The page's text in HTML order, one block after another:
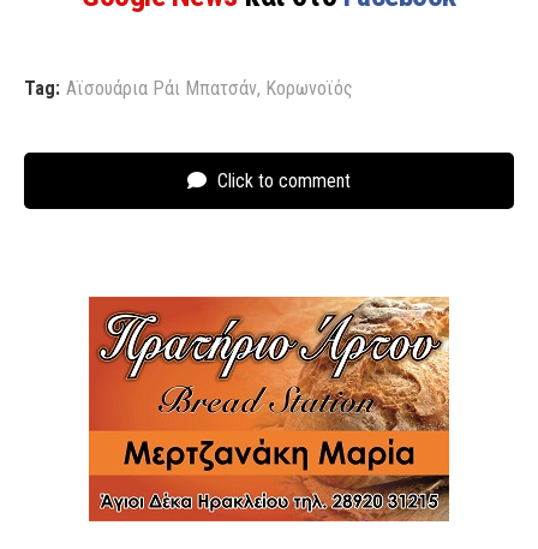
Tag: Αϊσουάρια Ράι Μπατσάν, Κορωνοϊός
Click to comment